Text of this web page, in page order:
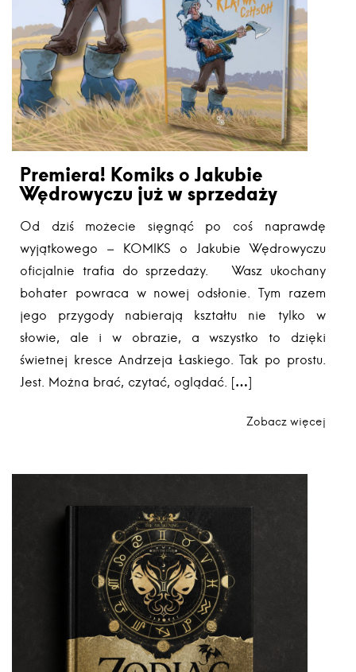
Premiera! Komiks o Jakubie
Wędrowyczu już w sprzedaży
Od dziś możecie sięgnąć po coś naprawdę
wyjątkowego – KOMIKS o Jakubie Wędrowyczu
oficjalnie trafia do sprzedaży. Wasz ukochany
bohater powraca w nowej odsłonie. Tym razem
jego przygody nabierają kształtu nie tylko w
słowie, ale i w obrazie, a wszystko to dzięki
świetnej kresce Andrzeja Łaskiego. Tak po prostu.
Jest. Można brać, czytać, oglądać. […]
Zobacz więcej